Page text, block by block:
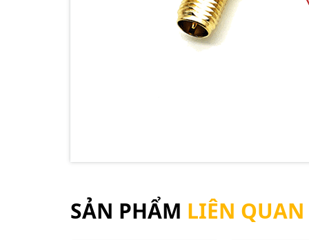
SẢN PHẨM LIÊN QUAN